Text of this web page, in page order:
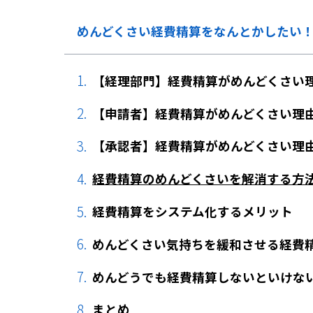
めんどくさい経費精算をなんとかしたい
【経理部門】経費精算がめんどくさい
【申請者】経費精算がめんどくさい理
【承認者】経費精算がめんどくさい理
経費精算のめんどくさいを解消する方
経費精算をシステム化するメリット
めんどくさい気持ちを緩和させる経費
めんどうでも経費精算しないといけな
まとめ